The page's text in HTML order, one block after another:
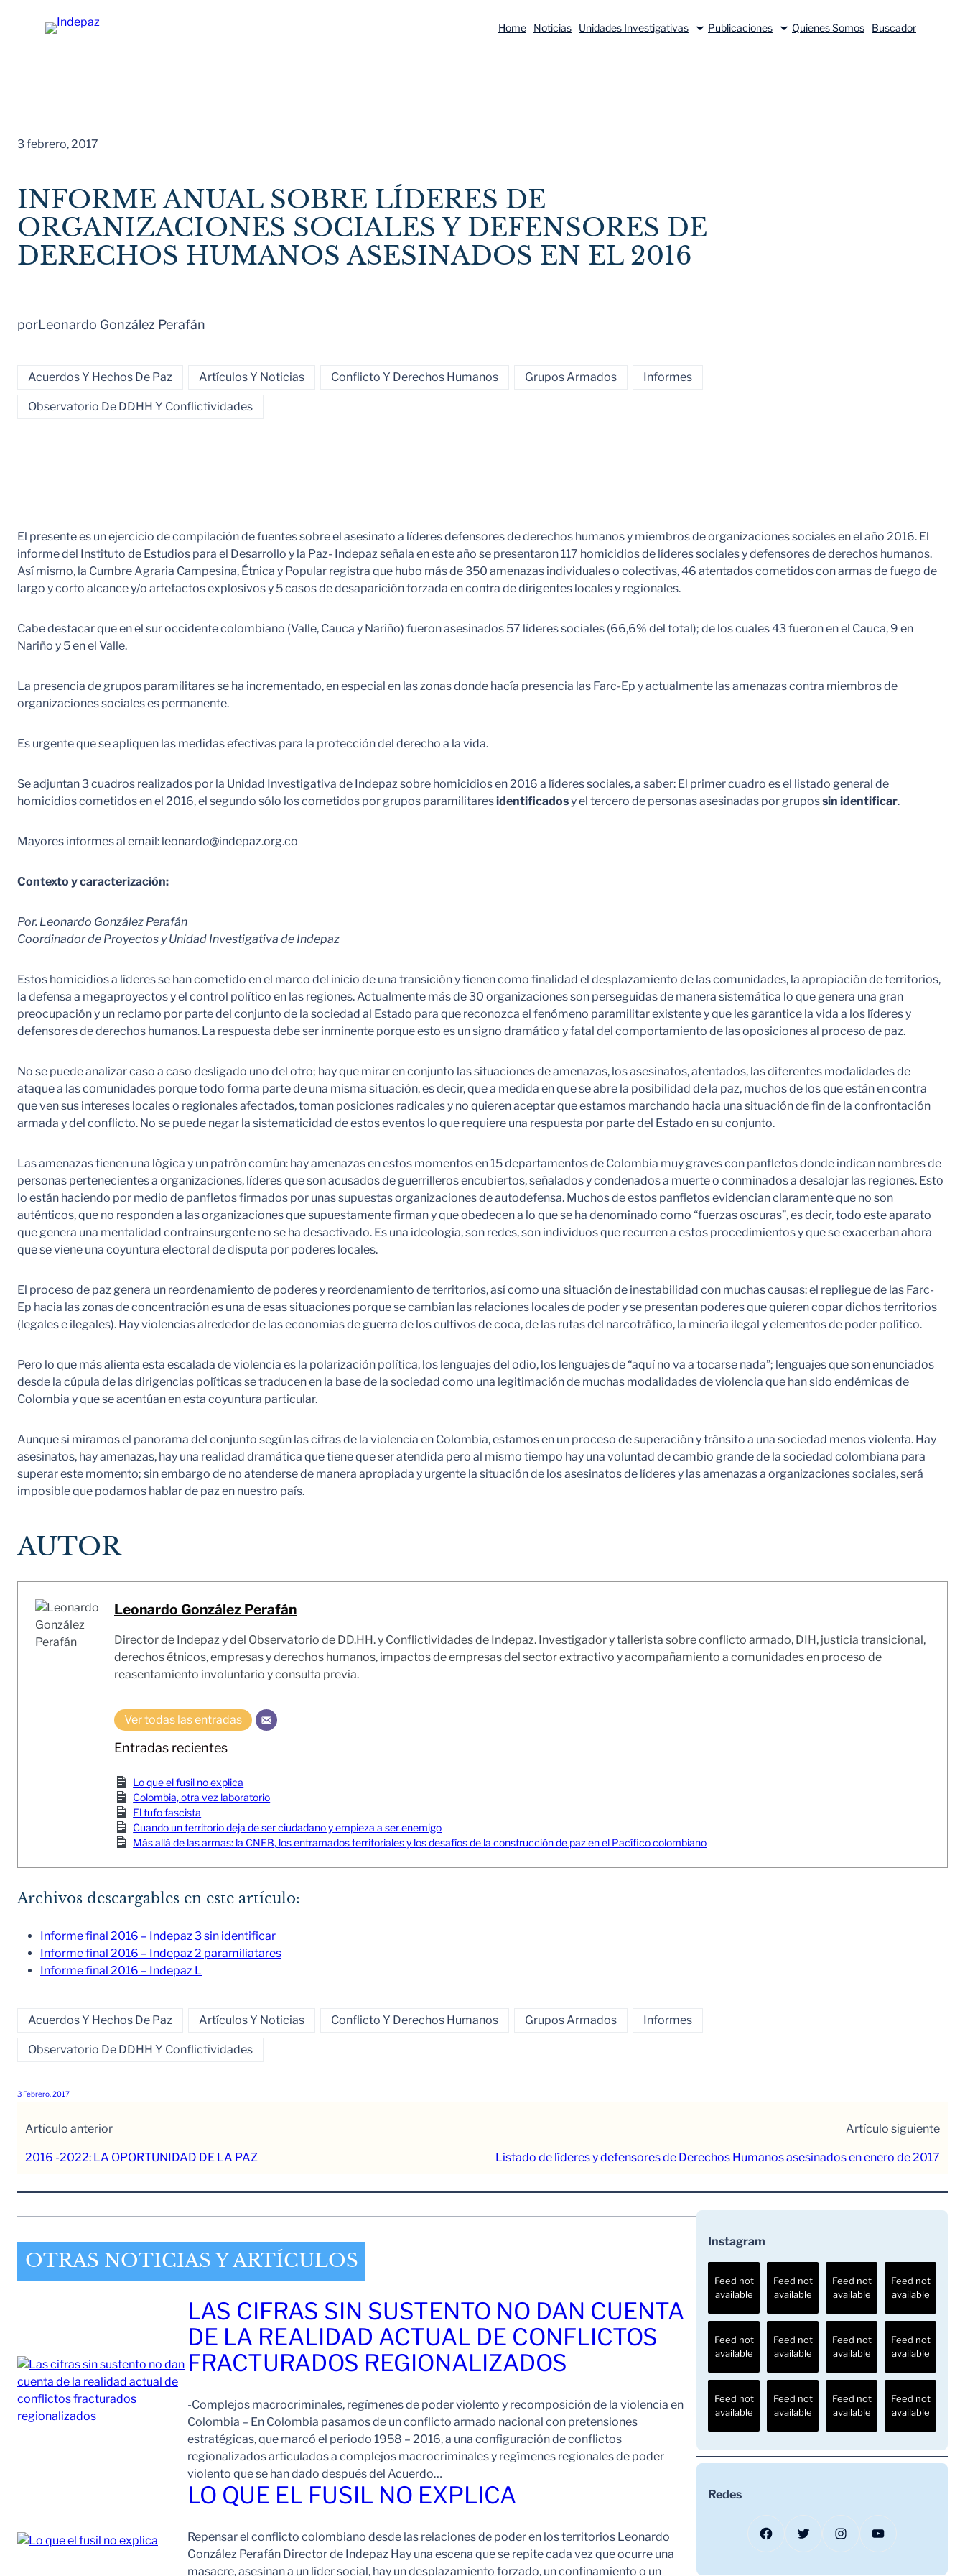
Home Noticias Unidades Investigativas Publicaciones Quienes Somos Buscador
3 febrero, 2017
INFORME ANUAL SOBRE LÍDERES DE
ORGANIZACIONES SOCIALES Y DEFENSORES DE
DERECHOS HUMANOS ASESINADOS EN EL 2016
porLeonardo González Perafán
Acuerdos Y Hechos De Paz Artículos Y Noticias Conflicto Y Derechos Humanos Grupos Armados Informes
Observatorio De DDHH Y Conflictividades
El presente es un ejercicio de compilación de fuentes sobre el asesinato a líderes defensores de derechos humanos y miembros de organizaciones sociales en el año 2016. El
informe del Instituto de Estudios para el Desarrollo y la Paz- Indepaz señala en este año se presentaron 117 homicidios de líderes sociales y defensores de derechos humanos.
Así mismo, la Cumbre Agraria Campesina, Étnica y Popular registra que hubo más de 350 amenazas individuales o colectivas, 46 atentados cometidos con armas de fuego de
largo y corto alcance y/o artefactos explosivos y 5 casos de desaparición forzada en contra de dirigentes locales y regionales.
Cabe destacar que en el sur occidente colombiano (Valle, Cauca y Nariño) fueron asesinados 57 líderes sociales (66,6% del total); de los cuales 43 fueron en el Cauca, 9 en
Nariño y 5 en el Valle.
La presencia de grupos paramilitares se ha incrementado, en especial en las zonas donde hacía presencia las Farc-Ep y actualmente las amenazas contra miembros de
organizaciones sociales es permanente.
Es urgente que se apliquen las medidas efectivas para la protección del derecho a la vida.
Se adjuntan 3 cuadros realizados por la Unidad Investigativa de Indepaz sobre homicidios en 2016 a líderes sociales, a saber: El primer cuadro es el listado general de
homicidios cometidos en el 2016, el segundo sólo los cometidos por grupos paramilitaresidentificadosy el tercero de personas asesinadas por grupossin identificar.
Mayores informes al email: leonardo@indepaz.org.co
Contexto y caracterización:
Por. Leonardo González Perafán
Coordinador de Proyectos y Unidad Investigativa de Indepaz
Estos homicidios a líderes se han cometido en el marco del inicio de una transición y tienen como finalidad el desplazamiento de las comunidades, la apropiación de territorios,
la defensa a megaproyectos y el control político en las regiones. Actualmente más de 30 organizaciones son perseguidas de manera sistemática lo que genera una gran
preocupación y un reclamo por parte del conjunto de la sociedad al Estado para que reconozca el fenómeno paramilitar existente y que les garantice la vida a los líderes y
defensores de derechos humanos. La respuesta debe ser inminente porque esto es un signo dramático y fatal del comportamiento de las oposiciones al proceso de paz.
No se puede analizar caso a caso desligado uno del otro; hay que mirar en conjunto las situaciones de amenazas, los asesinatos, atentados, las diferentes modalidades de
ataque a las comunidades porque todo forma parte de una misma situación, es decir, que a medida en que se abre la posibilidad de la paz, muchos de los que están en contra
que ven sus intereses locales o regionales afectados, toman posiciones radicales y no quieren aceptar que estamos marchando hacia una situación de fin de la confrontación
armada y del conflicto. No se puede negar la sistematicidad de estos eventos lo que requiere una respuesta por parte del Estado en su conjunto.
Las amenazas tienen una lógica y un patrón común: hay amenazas en estos momentos en 15 departamentos de Colombia muy graves con panfletos donde indican nombres de
personas pertenecientes a organizaciones, líderes que son acusados de guerrilleros encubiertos, señalados y condenados a muerte o conminados a desalojar las regiones. Esto
lo están haciendo por medio de panfletos firmados por unas supuestas organizaciones de autodefensa. Muchos de estos panfletos evidencian claramente que no son
auténticos, que no responden a las organizaciones que supuestamente firman y que obedecen a lo que se ha denominado como “fuerzas oscuras”, es decir, todo este aparato
que genera una mentalidad contrainsurgente no se ha desactivado. Es una ideología, son redes, son individuos que recurren a estos procedimientos y que se exacerban ahora
que se viene una coyuntura electoral de disputa por poderes locales.
El proceso de paz genera un reordenamiento de poderes y reordenamiento de territorios, así como una situación de inestabilidad con muchas causas: el repliegue de las Farc-
Ep hacia las zonas de concentración es una de esas situaciones porque se cambian las relaciones locales de poder y se presentan poderes que quieren copar dichos territorios
(legales e ilegales). Hay violencias alrededor de las economías de guerra de los cultivos de coca, de las rutas del narcotráfico, la minería ilegal y elementos de poder político.
Pero lo que más alienta esta escalada de violencia es la polarización política, los lenguajes del odio, los lenguajes de “aquí no va a tocarse nada”; lenguajes que son enunciados
desde la cúpula de las dirigencias políticas se traducen en la base de la sociedad como una legitimación de muchas modalidades de violencia que han sido endémicas de
Colombia y que se acentúan en esta coyuntura particular.
Aunque si miramos el panorama del conjunto según las cifras de la violencia en Colombia, estamos en un proceso de superación y tránsito a una sociedad menos violenta. Hay
asesinatos, hay amenazas, hay una realidad dramática que tiene que ser atendida pero al mismo tiempo hay una voluntad de cambio grande de la sociedad colombiana para
superar este momento; sin embargo de no atenderse de manera apropiada y urgente la situación de los asesinatos de líderes y las amenazas a organizaciones sociales, será
imposible que podamos hablar de paz en nuestro país.
AUTOR
Leonardo González Perafán
Director de Indepaz y del Observatorio de DD.HH. y Conflictividades de Indepaz. Investigador y tallerista sobre conflicto armado, DIH, justicia transicional,
derechos étnicos, empresas y derechos humanos, impactos de empresas del sector extractivo y acompañamiento a comunidades en proceso de
reasentamiento involuntario y consulta previa.
Ver todas las entradas
Entradas recientes
Lo que el fusil no explica
Colombia, otra vez laboratorio
El tufo fascista
Cuando un territorio deja de ser ciudadano y empieza a ser enemigo
Más allá de las armas: la CNEB, los entramados territoriales y los desafíos de la construcción de paz en el Pacífico colombiano
Archivos descargables en este artículo:
Informe final 2016 – Indepaz 3 sin identificar
Informe final 2016 – Indepaz 2 paramiliatares
Informe final 2016 – Indepaz L
Acuerdos Y Hechos De Paz Artículos Y Noticias Conflicto Y Derechos Humanos Grupos Armados Informes
Observatorio De DDHH Y Conflictividades
3 Febrero, 2017
Artículo anterior
2016 -2022: LA OPORTUNIDAD DE LA PAZ
Artículo siguiente
Listado de líderes y defensores de Derechos Humanos asesinados en enero de 2017
OTRAS NOTICIAS Y ARTÍCULOS
LAS CIFRAS SIN SUSTENTO NO DAN CUENTA
DE LA REALIDAD ACTUAL DE CONFLICTOS
FRACTURADOS REGIONALIZADOS
-Complejos macrocriminales, regímenes de poder violento y recomposición de la violencia en
Colombia – En Colombia pasamos de un conflicto armado nacional con pretensiones
estratégicas, que marcó el periodo 1958 – 2016, a una configuración de conflictos
regionalizados articulados a complejos macrocriminales y regímenes regionales de poder
violento que se han dado después del Acuerdo…
LO QUE EL FUSIL NO EXPLICA
Repensar el conflicto colombiano desde las relaciones de poder en los territorios Leonardo
González Perafán Director de Indepaz Hay una escena que se repite cada vez que ocurre una
masacre, asesinan a un líder social, hay un desplazamiento forzado, un confinamiento o un
Instagram
Feed not
available
Feed not
available
Feed not
available
Feed not
available
Feed not
available
Feed not
available
Feed not
available
Feed not
available
Feed not
available
Feed not
available
Feed not
available
Feed not
available
Redes
Facebook Twitter Instagram YouTube